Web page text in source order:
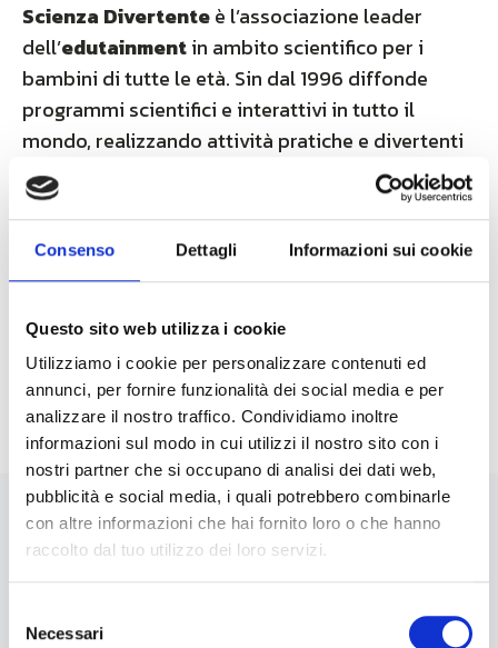
Consenso Dettagli Informazioni sui cookie
Questo sito web utilizza i cookie
Utilizziamo i cookie per personalizzare contenuti ed
annunci, per fornire funzionalità dei social media e per
analizzare il nostro traffico. Condividiamo inoltre
informazioni sul modo in cui utilizzi il nostro sito con i
nostri partner che si occupano di analisi dei dati web,
pubblicità e social media, i quali potrebbero combinarle
con altre informazioni che hai fornito loro o che hanno
raccolto dal tuo utilizzo dei loro servizi.
delNecessari
Scienza Divertenteè l’associazione leader
dell’edutainmentin ambito scientifico per i
bambini di tutte le età. Sin dal 1996 diffonde
programmi scientifici e interattivi in tutto il
mondo, realizzando attività pratiche e divertenti
sviluppate per avvicinare i bambini alla scienza,
alla tecnologia, all’ingegneria e alla matematica,
e di salute in modo originale e piacevole.
ai laboratori di Scienza Divertente
in tutto il mondo.
News